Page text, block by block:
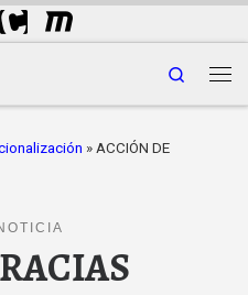
Search
» ACCIÓN DE